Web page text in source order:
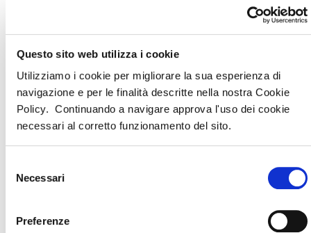
Questo sito web utilizza i cookie
Utilizziamo i cookie per migliorare la sua esperienza di
navigazione e per le finalità descritte nella nostra Cookie
Policy. Continuando a navigare approva l'uso dei cookie
necessari al corretto funzionamento del sito.
delNecessari
Preferenze
0573/72750
contatta
questa agenzia
51016
0572/913707
contatta
questa agenzia
Vivaldi 29
PISTOIA (PT) -
0573/1725406
contatta
questa agenzia
TOUR/UVET
Corso Antonio